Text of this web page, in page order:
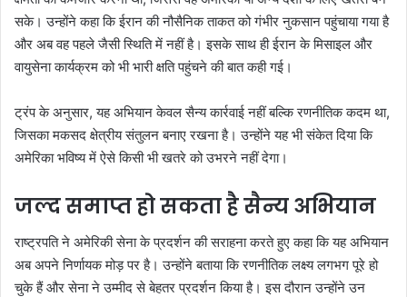
सके। उन्होंने कहा कि ईरान की नौसैनिक ताकत को गंभीर नुकसान पहुंचाया गया है
और अब वह पहले जैसी स्थिति में नहीं है। इसके साथ ही ईरान के मिसाइल और
वायुसेना कार्यक्रम को भी भारी क्षति पहुंचने की बात कही गई।
ट्रंप के अनुसार, यह अभियान केवल सैन्य कार्रवाई नहीं बल्कि रणनीतिक कदम था,
जिसका मकसद क्षेत्रीय संतुलन बनाए रखना है। उन्होंने यह भी संकेत दिया कि
अमेरिका भविष्य में ऐसे किसी भी खतरे को उभरने नहीं देगा।
जल्द समाप्त हो सकता है सैन्य अभियान
राष्ट्रपति ने अमेरिकी सेना के प्रदर्शन की सराहना करते हुए कहा कि यह अभियान
अब अपने निर्णायक मोड़ पर है। उन्होंने बताया कि रणनीतिक लक्ष्य लगभग पूरे हो
चुके हैं और सेना ने उम्मीद से बेहतर प्रदर्शन किया है। इस दौरान उन्होंने उन